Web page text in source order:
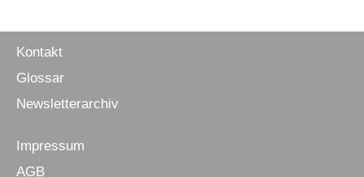
Kontakt
Glossar
Newsletter­archiv
Impressum
AGB